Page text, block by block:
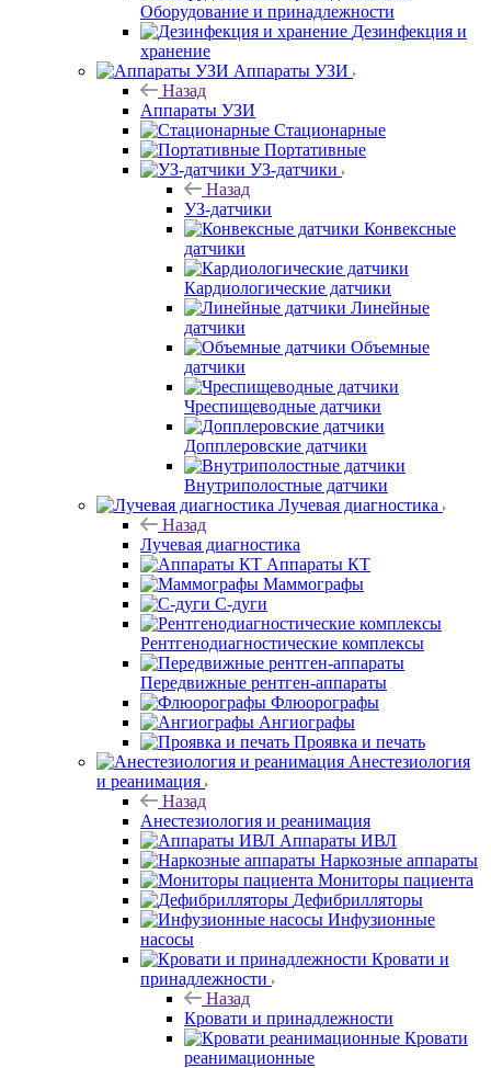
Оборудование и принадлежности
Дезинфекция и
хранение
Аппараты УЗИ
Назад
Аппараты УЗИ
Стационарные
Портативные
УЗ-датчики
Назад
УЗ-датчики
Конвексные
датчики
Кардиологические датчики
Линейные
датчики
Объемные
датчики
Чреспищеводные датчики
Допплеровские датчики
Внутриполостные датчики
Лучевая диагностика
Назад
Лучевая диагностика
Аппараты КТ
Маммографы
С-дуги
Рентгенодиагностические комплексы
Передвижные рентген-аппараты
Флюорографы
Ангиографы
Проявка и печать
Анестезиология
и реанимация
Назад
Анестезиология и реанимация
Аппараты ИВЛ
Наркозные аппараты
Мониторы пациента
Дефибрилляторы
Инфузионные
насосы
Кровати и
принадлежности
Назад
Кровати и принадлежности
Кровати
реанимационные